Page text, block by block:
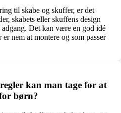
til skabe og skuffer, er det
skabets eller skuffens design
adgang. Det kan være en god idé
nem at montere og som passer
kan man tage for at
børn?